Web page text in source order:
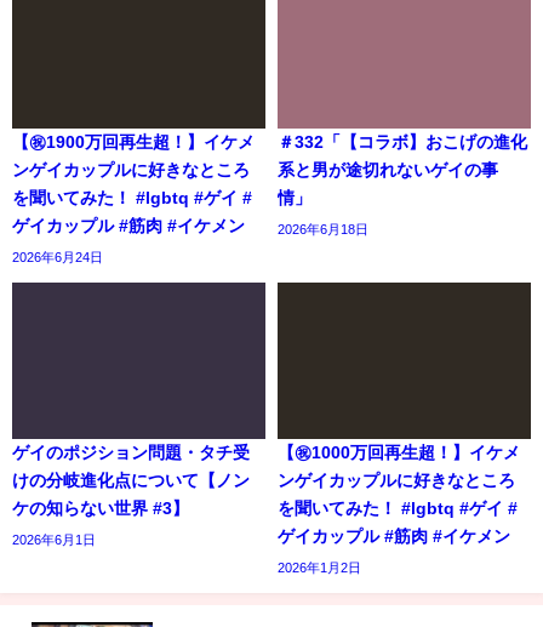
【㊗️1900万回再生超！】イケメ
ンゲイカップルに好きなところ
を聞いてみた！ #lgbtq #ゲイ #
ゲイカップル #筋肉 #イケメン
2026年6月24日
＃332「【コラボ】おこげの進化
系と男が途切れないゲイの事
情」
2026年6月18日
ゲイのポジション問題・タチ受
けの分岐進化点について【ノン
ケの知らない世界 #3】
2026年6月1日
【㊗️1000万回再生超！】イケメ
ンゲイカップルに好きなところ
を聞いてみた！ #lgbtq #ゲイ #
ゲイカップル #筋肉 #イケメン
2026年1月2日